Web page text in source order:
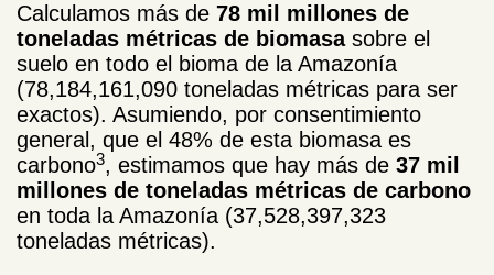
Calculamos más de 78 mil millones de
toneladas métricas de biomasasobre el
suelo en todo el bioma de la Amazonía
(78,184,161,090 toneladas métricas para ser
exactos). Asumiendo, por consentimiento
general, que el 48% de esta biomasa es
carbono3, estimamos que hay más de 37 mil
millones de toneladas métricas de carbono
en toda la Amazonía (37,528,397,323
toneladas métricas).